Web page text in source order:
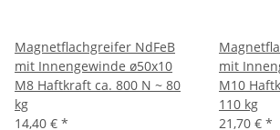
Magnetflachgreifer NdFeB
mit Innengewinde ø50x10
M8 Haftkraft ca. 800 N ~ 80
kg
14,40 € *
mit
M10
110 kg
21,70 € *